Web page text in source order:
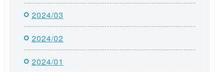
2024/03
2024/02
2024/01